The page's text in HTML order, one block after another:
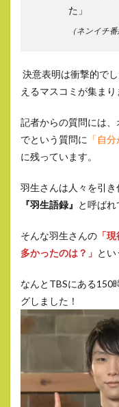
た」
（ネンイチ
決意表明は衝撃的で
えるマスコミが集まり
記者からの質問には
でという質問に 「自
に残っています。
羽生さんは人々を引き
『羽生語録』 と呼ばれ
そんな羽生さんの 「
多かったのは？」 とい
なんとTBSにある150
グしました！